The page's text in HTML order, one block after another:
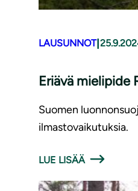
LAUSUNNOT|
Eriävä mielipide
Suomen
ilmastovaikutuksia.
LUE LISÄÄ